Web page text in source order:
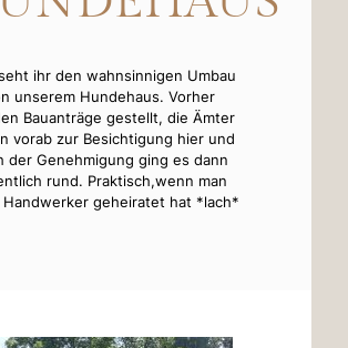
ihr den wahnsinnigen Umbau
unserem Hundehaus. Vorher
Bauanträge gestellt, die Ämter
vorab zur Besichtigung hier und
der Genehmigung ging es dann
rund. Praktisch,wenn man
Handwerker geheiratet hat *lach*